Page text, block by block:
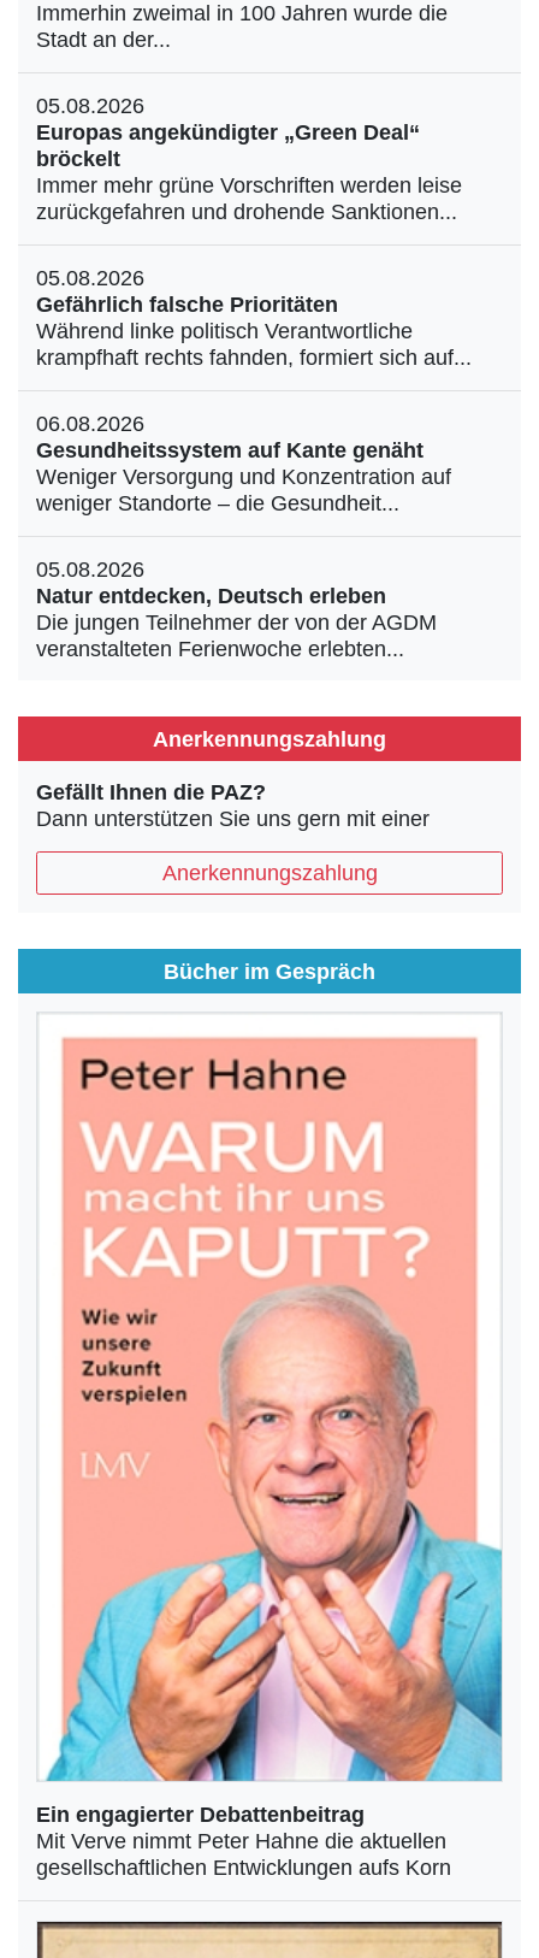
Immerhin zweimal in 100 Jahren wurde die
Stadt an der...
05.08.2026
Europas angekündigter „Green Deal“
bröckelt
Immer mehr grüne Vorschriften werden leise
zurückgefahren und drohende Sanktionen...
05.08.2026
Gefährlich falsche Prioritäten
Während linke politisch Verantwortliche
krampfhaft rechts fahnden, formiert sich auf...
06.08.2026
Gesundheitssystem auf Kante genäht
Weniger Versorgung und Konzentration auf
weniger Standorte – die Gesundheit...
05.08.2026
Natur entdecken, Deutsch erleben
Die jungen Teilnehmer der von der AGDM
veranstalteten Ferienwoche erlebten...
Anerkennungszahlung
Gefällt Ihnen die PAZ?
Dann unterstützen Sie uns gern mit einer
Anerkennungszahlung
Bücher im Gespräch
Ein engagierter Debattenbeitrag
Mit Verve nimmt Peter Hahne die aktuellen
gesellschaftlichen Entwicklungen aufs Korn